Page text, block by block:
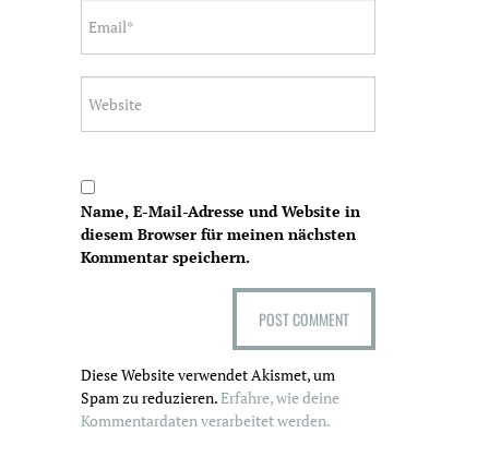
Name, E-Mail-Adresse und Website in
diesem Browser für meinen nächsten
Kommentar speichern.
Diese Website verwendet Akismet, um
Spam zu reduzieren.Erfahre, wie deine
Kommentardaten verarbeitet werden.